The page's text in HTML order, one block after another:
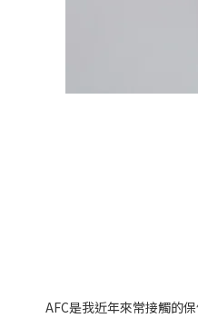
AFC是我近年來常接觸的